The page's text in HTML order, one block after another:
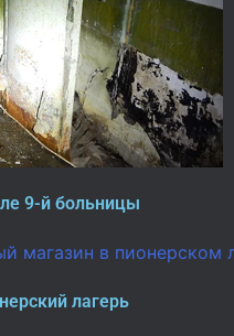
9-й больницы
лагерь